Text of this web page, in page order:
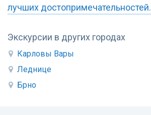
Экскурсии в других городах
Карловы Вары
Леднице
Брно
лучших достопримечательностей.